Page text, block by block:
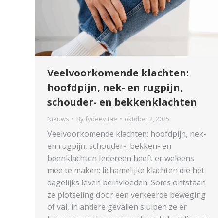
Veelvoorkomende klachten:
hoofdpijn, nek- en rugpijn,
schouder- en bekkenklachten
Nieuws By fydeevitae oktober 2, 2025
Veelvoorkomende klachten: hoofdpijn, nek-
en rugpijn, schouder-, bekken- en
beenklachten Iedereen heeft er weleens
mee te maken: lichamelijke klachten die het
dagelijks leven beïnvloeden. Soms ontstaan
ze plotseling door een verkeerde beweging
of val, in andere gevallen sluipen ze er